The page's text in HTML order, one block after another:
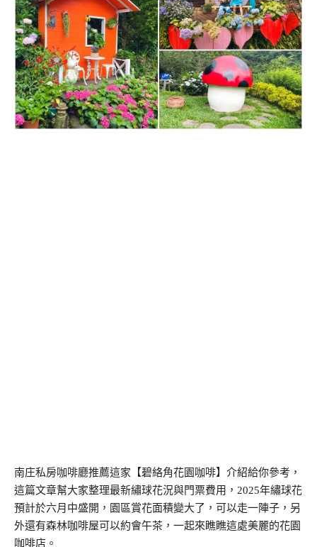
南庄私房咖啡廳推薦這家【碧絡角花園咖啡】介紹給你參考，
這篇文章幫大家整理最新繡球花況與門票費用，2025年繡球花
預計於六月中盛開，園區賞花面積變大了，可以走一陣子，另
外還有森林咖啡屋可以約會午茶，一起來瞧瞧這處美麗的花園
咖啡店。